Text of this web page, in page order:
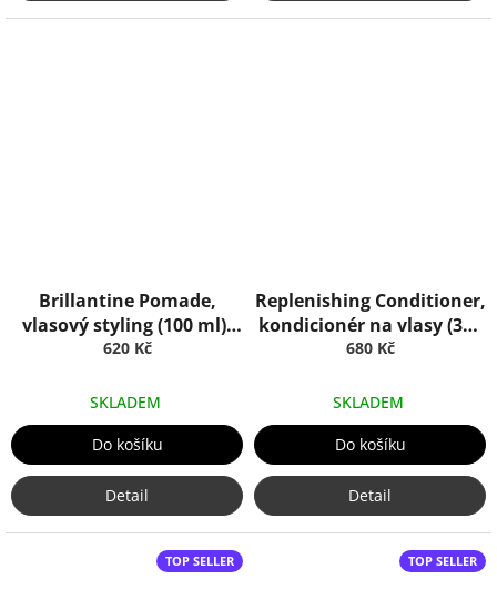
Brillantine Pomade,
vlasový styling (100 ml),
Truefitt & Hill
620 Kč
SKLADEM
Do košíku
Detail
Replenishing Conditioner,
kondicionér na vlasy (365
ml), Truefitt & Hill
680 Kč
SKLADEM
Do košíku
Detail
TOP SELLER TOP SELLER